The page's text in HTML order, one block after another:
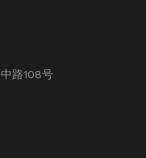
路108号